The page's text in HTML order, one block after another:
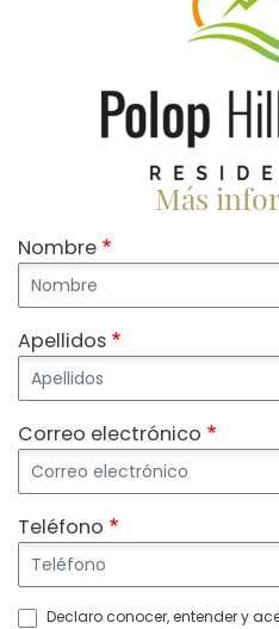
Más
Nombre
Apellidos
Correo electrónico
Teléfono
Declaro conocer, entender y